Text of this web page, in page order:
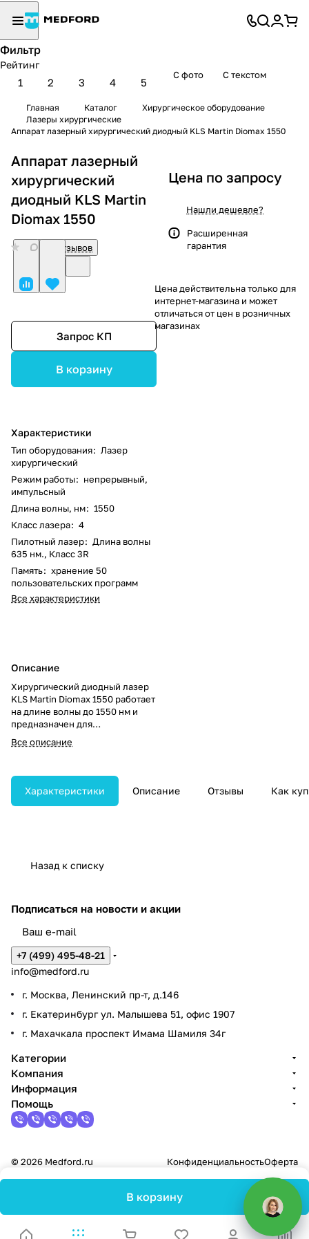
Фильтр
Рейтинг
1 2 3 4 5
С фото С текстом
Главная Каталог
Хирургическое оборудование
Лазеры хирургические
Аппарат лазерный хирургический диодный KLS Martin Diomax 1550
Аппарат лазерный
хирургический
диодный KLS Martin
Diomax 1550
Нет отзывов
Запрос КП
В корзину
Характеристики
Тип оборудования: Лазер
хирургический
Режим работы: непрерывный,
импульсный
Длина волны, нм: 1550
Класс лазера: 4
Пилотный лазер: Длина волны
635 нм., Класс 3R
Память: хранение 50
пользовательских программ
Все характеристики
Описание
Хирургический диодный лазер
KLS Martin Diomax 1550 работает
на длине волны до 1550 нм и
предназначен для
прецизионного воздействия на
ткани. Обеспечивает широкий
благодаря высокой точности и
контролю энергии.
Все описание
Цена по запросу
Нашли дешевле?
Расширенная
гарантия
Цена действительна только для
интернет-магазина и может
отличаться от цен в розничных
магазинах
Характеристики Описание Отзывы Как
Назад к списку
В корзину
Подписаться на новости и акции
+7 (499) 495-48-21
info@medford.ru
г. Москва, Ленинский пр-т, д.146
г. Екатеринбург ул. Малышева 51, офис 1907
г. Махачкала проспект Имама Шамиля 34г
Категории
Компания
Информация
Помощь
© 2026 Medford.ru КонфиденциальностьОферта